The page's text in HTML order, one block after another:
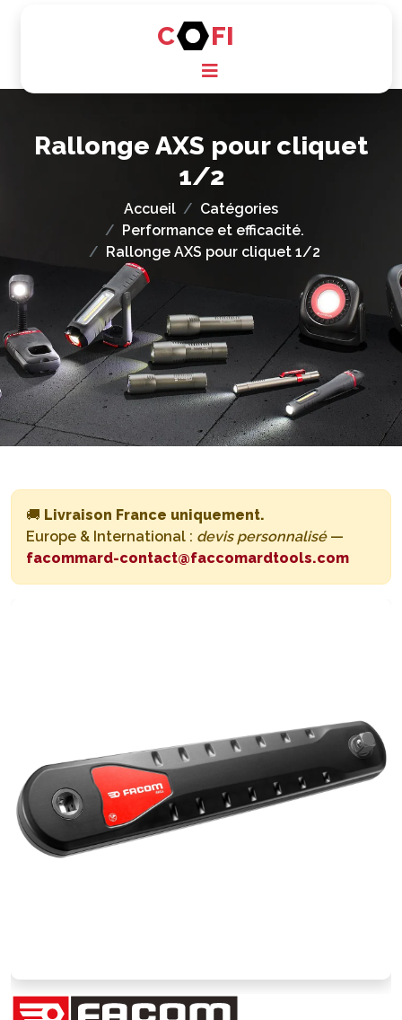
C FI
Rallonge AXS pour cliquet
1/2
Accueil
Catégories
Performance et efficacité.
Rallonge AXS pour cliquet 1/2
🚚 Livraison France uniquement.
Europe & International : devis personnalisé—
facommard-contact@faccomardtools.com